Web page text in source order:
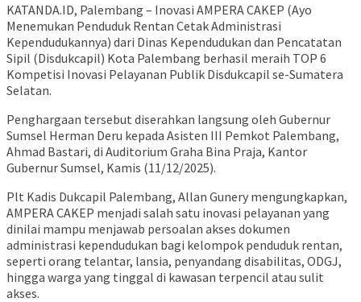
KATANDA.ID, Palembang – Inovasi AMPERA CAKEP (Ayo
Menemukan Penduduk Rentan Cetak Administrasi
Kependudukannya) dari Dinas Kependudukan dan Pencatatan
Sipil (Disdukcapil) Kota Palembang berhasil meraih TOP 6
Kompetisi Inovasi Pelayanan Publik Disdukcapil se-Sumatera
Selatan.
Penghargaan tersebut diserahkan langsung oleh Gubernur
Sumsel Herman Deru kepada Asisten III Pemkot Palembang,
Ahmad Bastari, di Auditorium Graha Bina Praja, Kantor
Gubernur Sumsel, Kamis (11/12/2025).
Plt Kadis Dukcapil Palembang, Allan Gunery mengungkapkan,
AMPERA CAKEP menjadi salah satu inovasi pelayanan yang
dinilai mampu menjawab persoalan akses dokumen
administrasi kependudukan bagi kelompok penduduk rentan,
seperti orang telantar, lansia, penyandang disabilitas, ODGJ,
hingga warga yang tinggal di kawasan terpencil atau sulit
akses.